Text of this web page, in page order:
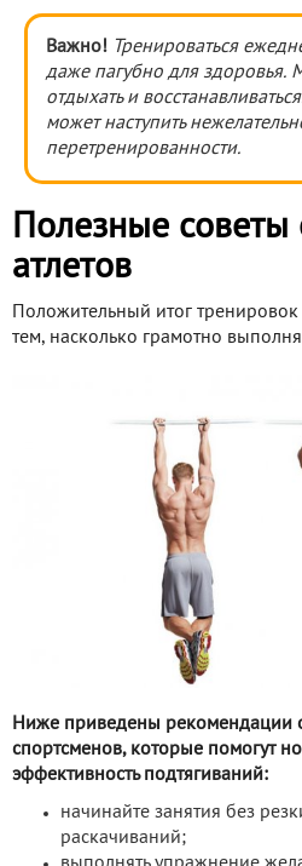
Важно! Тренироваться
даже пагубно для
отдыхать и
может наступить
перетренированности.
Полезные
атлетов
Положительный итог
тем, насколько грамотно
Ниже приведены рекомендации
спортсменов, которые помогут
эффективность подтягиваний:
начинайте занятия без
раскачиваний;